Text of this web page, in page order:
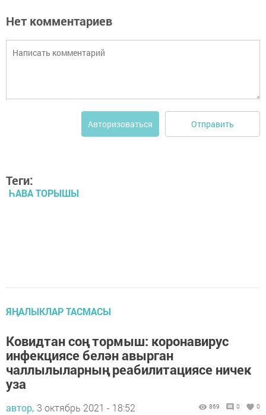
Нет комментариев
Авторизоваться Отправить
Теги:
ҺАВА ТОРЫШЫ
ЯҢАЛЫКЛАР ТАСМАСЫ
Ковидтан соң тормыш: коронавирус
инфекциясе белән авырган
чаллылыларның реабилитациясе ничек
уза
автор, 3 октябрь 2021 - 18:52 869 0 0